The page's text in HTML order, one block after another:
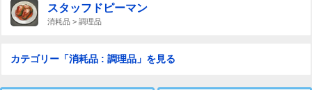
スタッフドピーマン
消耗品 > 調理品
カテゴリー「消耗品 : 調理品」を見る